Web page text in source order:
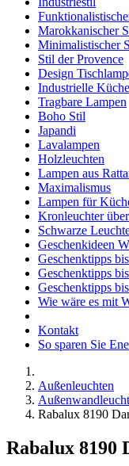
Marokkanischer
Minimalistischer
Stil der Provence
Design
Industrielle
Tragbare Lampen
Boho Stil
Japandi
Lavalampen
Holzleuchten
Lampen aus
Maximalismus
Lampen für
Kronleuchter
Schwarze
Geschenkideen
Geschenktipps
Geschenktipps
Geschenktipps
Wie wäre es mit
Kontakt
So sparen Sie
Außenleuchten
Rabalux 8190
Rabalux 8190